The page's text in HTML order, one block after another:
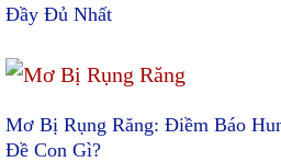
Đầy Đủ Nhất
Mơ Bị Rụng Răng: Điềm Báo
Đề Con Gì?